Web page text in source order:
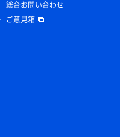
総合お問い合わせ
ご意見箱